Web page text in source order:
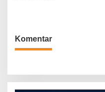
Komentar